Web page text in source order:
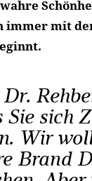
immer mit
Sie sich
Wir
Brand